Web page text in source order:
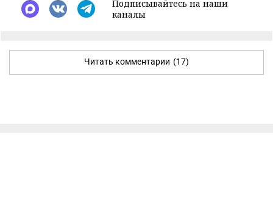
Подписывайтесь на наши
каналы
Читать комментарии (17)